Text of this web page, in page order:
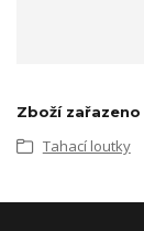
Zboží
Tahací loutky